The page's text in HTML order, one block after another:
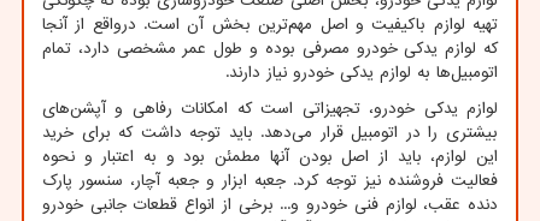
تهیه لوازم باکیفیت و اصل مهم‌ترین بخش آن است. درواقع از آنجا
که لوازم یدکی خودرو مصرفی بوده و طول عمر مشخصی دارد، تمام
اتومبیل‌ها به لوازم یدکی خودرو نیاز دارند.
لوازم یدکی خودرو، تجهیزاتی است که امکانات رفاهی و آپشن‌های
بیشتری را در اتومبیل قرار می‌دهد. باید توجه داشت که برای خرید
این لوازم، باید از اصل بودن آنها مطمئن بود و به اعتبار و نحوه
فعالیت فروشنده نیز توجه کرد. جعبه ابزار و جعبه آچار، سنسور پارک
دنده عقب، لوازم فنی خودرو و... برخی از انواع قطعات جانبی خودرو